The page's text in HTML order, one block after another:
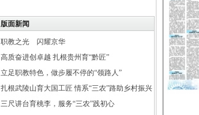
版面新闻
职教之光 闪耀京华
高质奋进创卓越 扎根贵州育“黔匠”
立足职教特色，做步履不停的“领路人”
扎根武陵山育大国工匠 情系“三农”路助乡村振兴
三尺讲台育桃李，服务“三农”践初心